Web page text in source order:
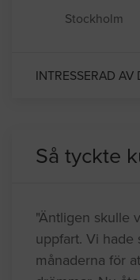
Stockholm
INTRESSERAD AV
Så tyckte
"Äntligen skulle
uppfart. Vi hade
månaderna för